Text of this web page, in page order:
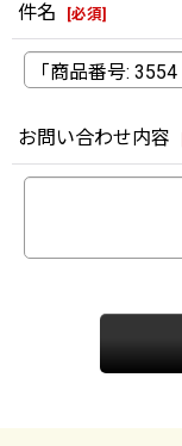
件名 [必須]
お問い合わせ内容